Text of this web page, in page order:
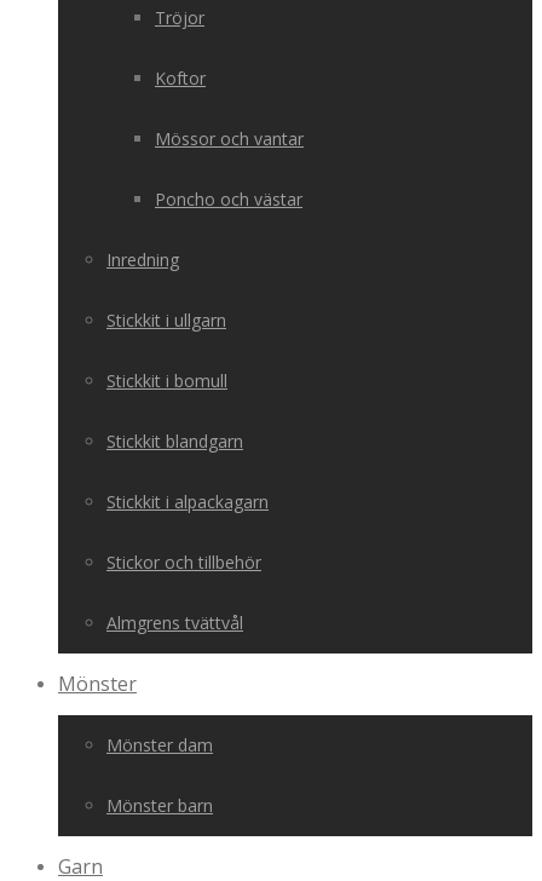
Tröjor
Koftor
Mössor och vantar
Poncho och västar
Inredning
Stickkit i ullgarn
Stickkit i bomull
Stickkit blandgarn
Stickkit i alpackagarn
Stickor och tillbehör
Almgrens tvättvål
Mönster
Mönster dam
Mönster barn
Garn